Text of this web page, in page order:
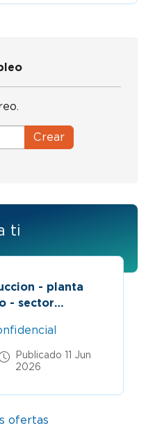
Crear
ti
- planta
- sector
Publicado 11 Jun
2026
ofertas